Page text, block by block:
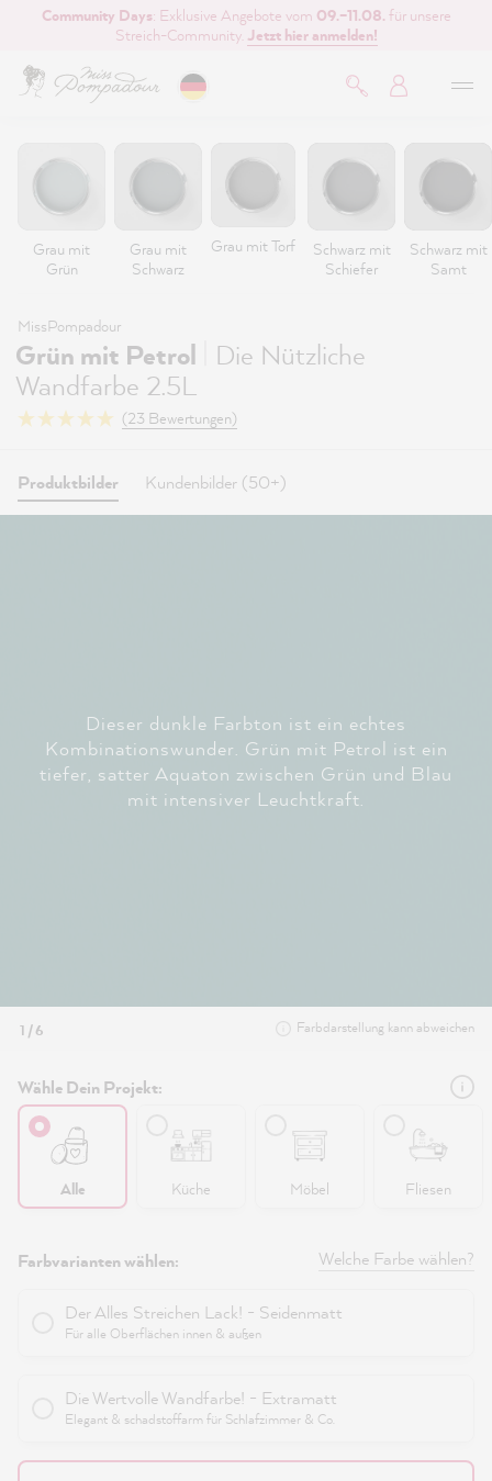
springen
Community Days: Exklusive Angebote vom 09.–11.08. für unsere
Streich-Community. Jetzt hier anmelden!
Grau mit
Grün
Grau mit
Schwarz
Grau mit Torf
Schwarz mit
Schiefer
Schwarz mit
Samt
MissPompadour
Grün mit Petrol
Die Nützliche
Wandfarbe 2.5L
(23 Bewertungen)
Produktbilder Kundenbilder (50+)
Dieser dunkle Farbton ist ein echtes
Kombinationswunder. Grün mit Petrol ist ein
tiefer, satter Aquaton zwischen Grün und Blau
mit intensiver Leuchtkraft.
1 / 6 Farbdarstellung kann abweichen
Wähle Dein Projekt:
Alle Küche Möbel Fliesen
Farbvarianten wählen: Welche Farbe wählen?
Der Alles Streichen Lack! - Seidenmatt
Für alle Oberflächen innen & außen
Die Wertvolle Wandfarbe! - Extramatt
Elegant & schadstoffarm für Schlafzimmer & Co.